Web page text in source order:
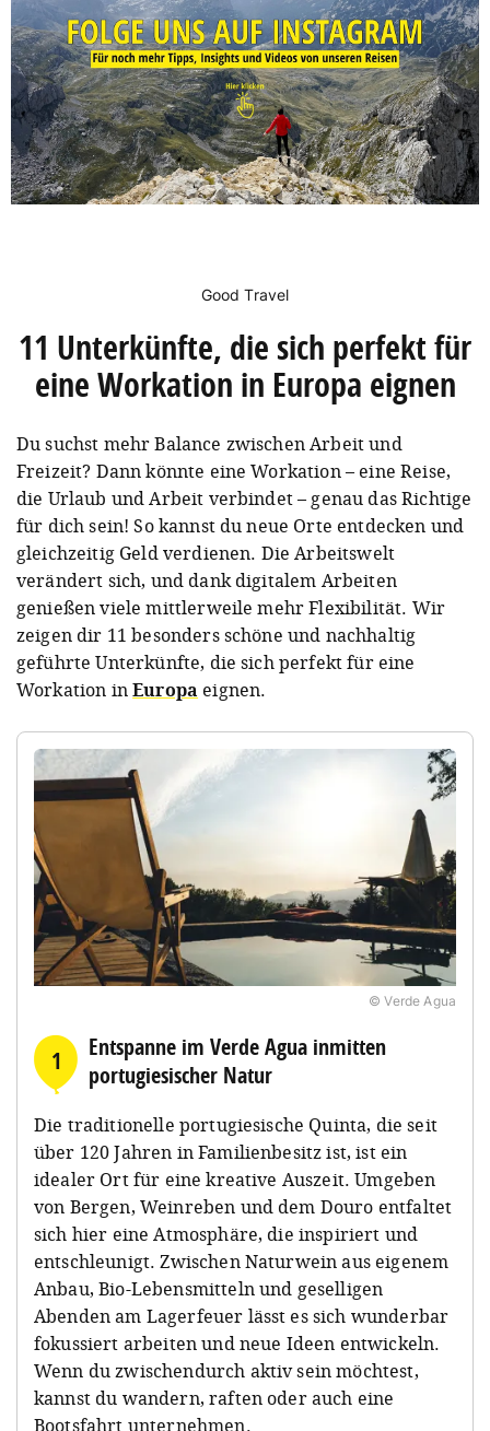
Good Travel
11 Unterkünfte, die sich perfekt für
eine Workation in Europa eignen
Du suchst mehr Balance zwischen Arbeit und
Freizeit? Dann könnte eine Workation – eine Reise,
die Urlaub und Arbeit verbindet – genau das Richtige
für dich sein! So kannst du neue Orte entdecken und
gleichzeitig Geld verdienen. Die Arbeitswelt
verändert sich, und dank digitalem Arbeiten
genießen viele mittlerweile mehr Flexibilität. Wir
zeigen dir 11 besonders schöne und nachhaltig
geführte Unterkünfte, die sich perfekt für eine
Workation inEuropa eignen.
© Verde Agua
1
Entspanne im Verde Agua inmitten
portugiesischer Natur
Die traditionelle portugiesische Quinta, die seit
über 120 Jahren in Familienbesitz ist, ist ein
idealer Ort für eine kreative Auszeit. Umgeben
von Bergen, Weinreben und dem Douro entfaltet
sich hier eine Atmosphäre, die inspiriert und
entschleunigt. Zwischen Naturwein aus eigenem
Anbau, Bio-Lebensmitteln und geselligen
Abenden am Lagerfeuer lässt es sich wunderbar
fokussiert arbeiten und neue Ideen entwickeln.
Wenn du zwischendurch aktiv sein möchtest,
kannst du wandern, raften oder auch eine
Bootsfahrt unternehmen.